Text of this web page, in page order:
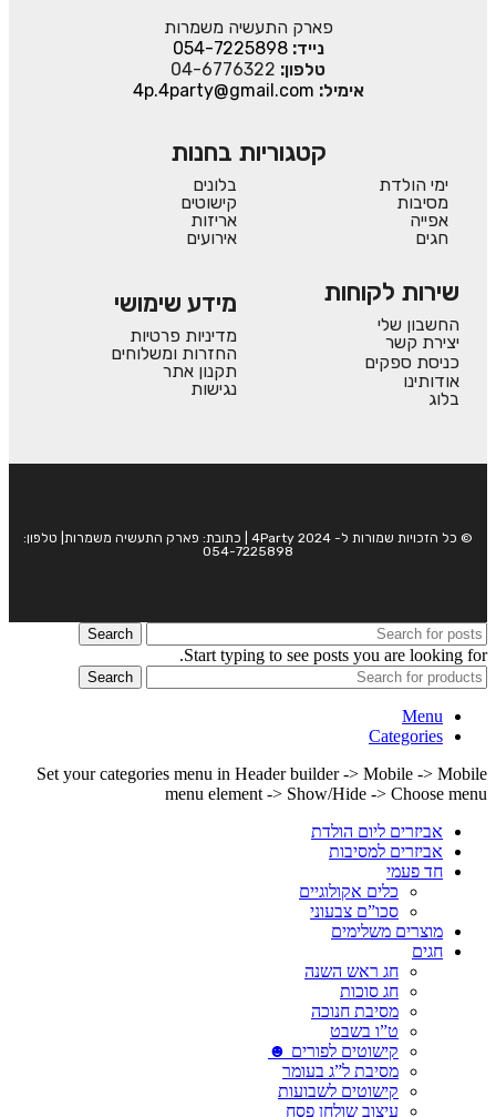
פארק התעשיה משמרות
נייד:054-7225898
טלפון: 04-6776322
אימיל: 4p.4party@gmail.com
קטגוריות בחנות
ימי הולדת
מסיבות
אפייה
חגים
בלונים
קישוטים
אריזות
אירועים
שירות לקוחות
החשבון שלי
יצירת קשר
כניסת ספקים
אודותינו
בלוג
מידע שימושי
מדיניות פרטיות
החזרות ומשלוחים
תקנון אתר
נגישות
© כל הזכויות שמורות ל- 4Party 2024 | כתובת: פארק התעשיה משמרות| טלפון:
054-7225898
Search
Start typing to see posts you are looking for.
Search
Menu
Categories
Set your categories menu in Header builder -> Mobile -> Mobile
menu element -> Show/Hide -> Choose menu
אביזרים ליום הולדת
אביזרים למסיבות
חד פעמי
כלים אקולוגיים
סכו”ם צבעוני
מוצרים משלימים
חגים
חג ראש השנה
חג סוכות
מסיבת חנוכה
ט”ו בשבט
קישוטים לפורים ☻
מסיבת ל”ג בעומר
קישוטים לשבועות
עיצוב שולחן פסח